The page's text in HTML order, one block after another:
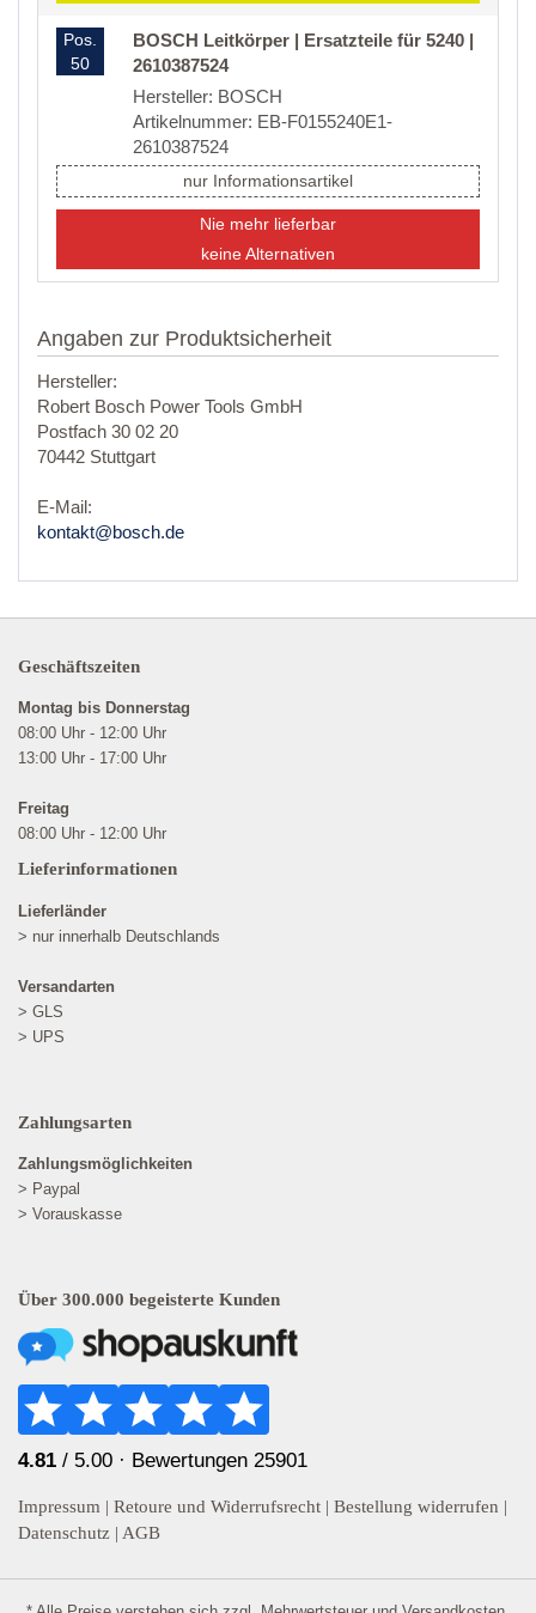
Pos.
50
BOSCH Leitkörper | Ersatzteile für 5240 |
2610387524
Hersteller: BOSCH
Artikelnummer: EB-F0155240E1-
2610387524
nur Informationsartikel
Nie mehr lieferbar
keine Alternativen
Angaben zur Produktsicherheit
Hersteller:
Robert Bosch Power Tools GmbH
Postfach 30 02 20
70442 Stuttgart
E-Mail:
kontakt@bosch.de
Geschäftszeiten
Montag bis Donnerstag
08:00 Uhr - 12:00 Uhr
13:00 Uhr - 17:00 Uhr
Freitag
08:00 Uhr - 12:00 Uhr
Lieferinformationen
Lieferländer
> nur innerhalb Deutschlands
Versandarten
> GLS
> UPS
Zahlungsarten
Zahlungsmöglichkeiten
> Paypal
> Vorauskasse
Über 300.000 begeisterte Kunden
4.81 / 5.00 · Bewertungen 25901
Impressum | Retoure und Widerrufsrecht | Bestellung widerrufen |
Datenschutz | AGB